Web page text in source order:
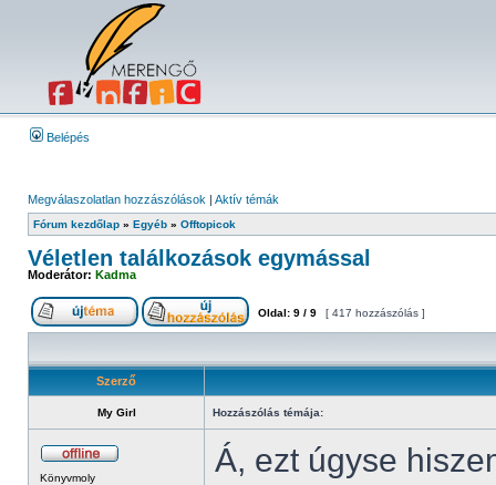
Belépés
Megválaszolatlan hozzászólások | Aktív témák
Fórum kezdőlap » Egyéb » Offtopicok
Véletlen találkozások egymással
Moderátor: Kadma
Oldal: 9 / 9 [ 417 hozzászólás ]
Szerző
My Girl Hozzászólás témája:
Könyvmoly Á, ezt úgyse